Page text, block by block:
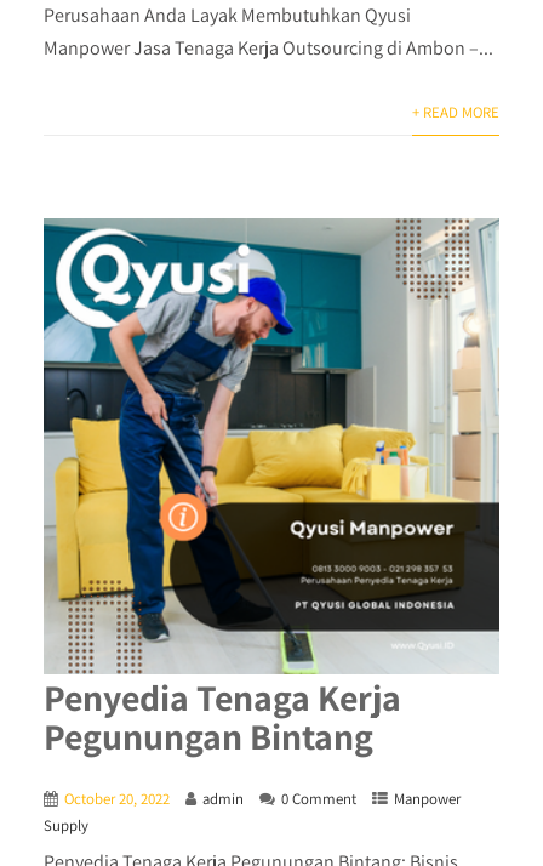
Perusahaan Anda Layak Membutuhkan Qyusi
Manpower Jasa Tenaga Kerja Outsourcing di Ambon –...
+ READ MORE
Penyedia Tenaga Kerja
Pegunungan Bintang
October 20, 2022 admin 0 Comment
Manpower
Supply